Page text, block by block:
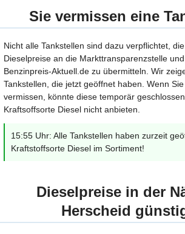
Sie vermissen eine
Nicht alle Tankstellen sind dazu verpflichtet,
Dieselpreise an die Markttransparenzstelle
Benzinpreis-Aktuell.de zu übermitteln. Wir
Tankstellen, die jetzt geöffnet haben. Wenn
vermissen, könnte diese temporär
Kraftsoffsorte Diesel nicht anbieten.
15:55 Uhr: Alle Tankstellen haben zurzeit
Kraftstoffsorte Diesel im Sortiment!
Dieselpreise in der
Herscheid